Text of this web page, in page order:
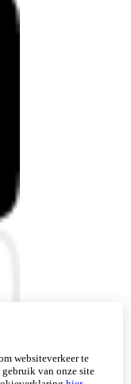
websiteverkeer te
van onze site